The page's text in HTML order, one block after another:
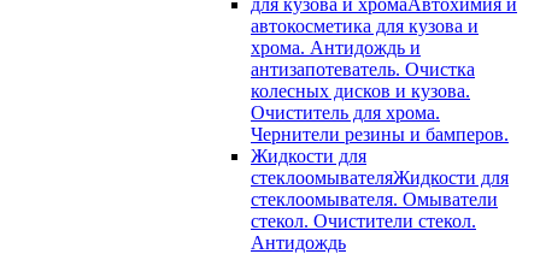
для кузова и хромаАвтохимия и
автокосметика для кузова и
хрома. Антидождь и
антизапотеватель. Очистка
колесных дисков и кузова.
Очиститель для хрома.
Чернители резины и бамперов.
Жидкости для
стеклоомывателяЖидкости для
стеклоомывателя. Омыватели
стекол. Очистители стекол.
Антидождь